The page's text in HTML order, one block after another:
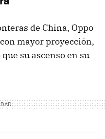
de China, Oppo
mayor proyección,
su ascenso en su